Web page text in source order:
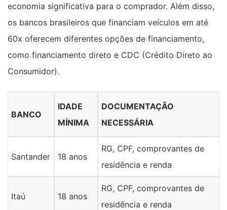
economia significativa para o comprador. Além disso,
os bancos brasileiros que financiam veículos em até
60x oferecem diferentes opções de financiamento,
como financiamento direto e CDC (Crédito Direto ao
Consumidor).
BANCO
IDADE
MÍNIMA
DOCUMENTAÇÃO
NECESSÁRIA
Santander 18 anos
RG, CPF, comprovantes de
residência e renda
Itaú 18 anos
RG, CPF, comprovantes de
residência e renda